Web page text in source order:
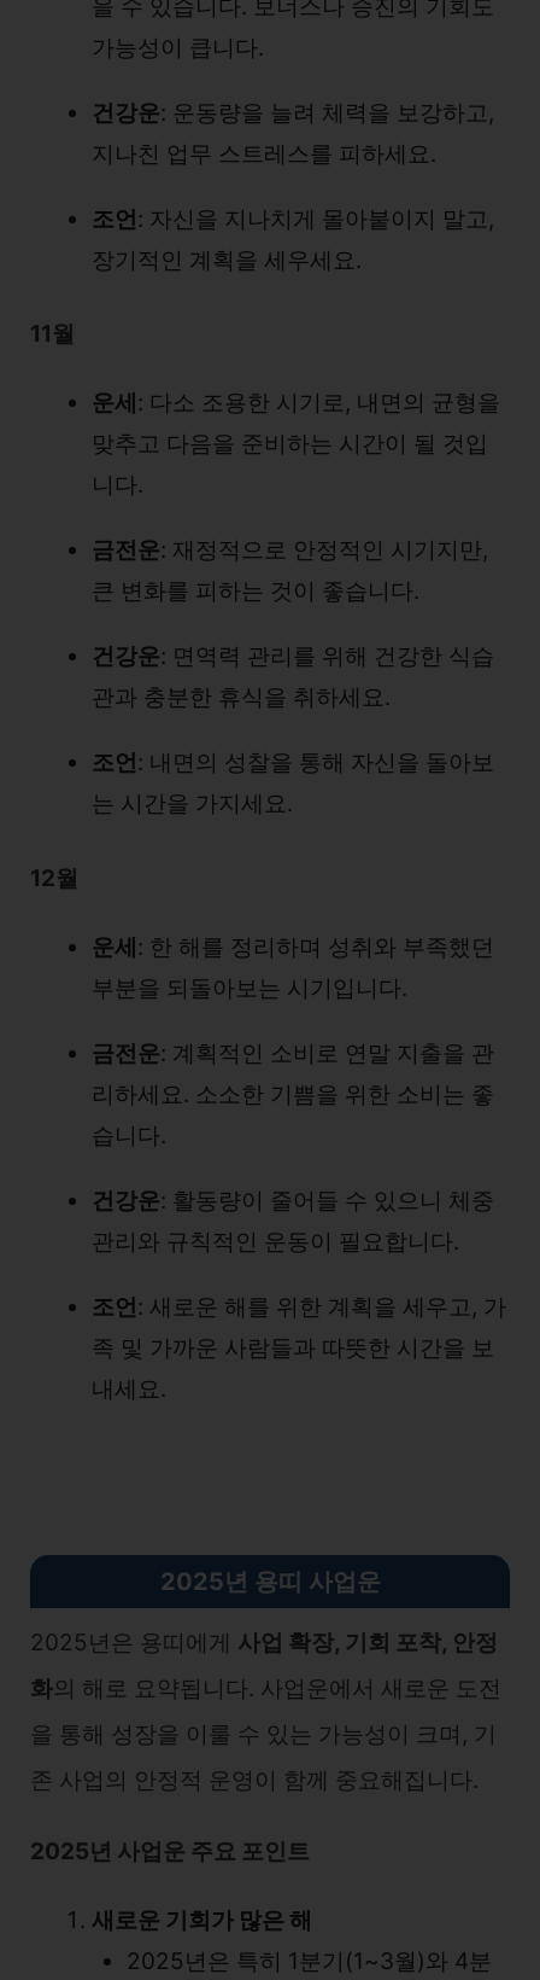
을 수 있습니다. 보너스나 승진의 기회도
가능성이 큽니다.
건강운: 운동량을 늘려 체력을 보강하고,
지나친 업무 스트레스를 피하세요.
조언: 자신을 지나치게 몰아붙이지 말고,
장기적인 계획을 세우세요.
11월
운세 : 다소 조용한 시기로, 내면의 균형을
맞추고 다음을 준비하는 시간이 될 것입
니다.
금전운: 재정적으로 안정적인 시기지만,
큰 변화를 피하는 것이 좋습니다.
건강운: 면역력 관리를 위해 건강한 식습
관과 충분한 휴식을 취하세요.
조언: 내면의 성찰을 통해 자신을 돌아보
는 시간을 가지세요.
12월
운세: 한 해를 정리하며 성취와 부족했던
부분을 되돌아보는 시기입니다.
금전운: 계획적인 소비로 연말 지출을 관
리하세요. 소소한 기쁨을 위한 소비는 좋
습니다.
건강운: 활동량이 줄어들 수 있으니 체중
관리와 규칙적인 운동이 필요합니다.
조언: 새로운 해를 위한 계획을 세우고, 가
족 및 가까운 사람들과 따뜻한 시간을 보
내세요.
2025년 용띠 사업운
2025년은 용띠에게 사업 확장, 기회 포착, 안정
화의 해로 요약됩니다. 사업운에서 새로운 도전
을 통해 성장을 이룰 수 있는 가능성이 크며, 기
존 사업의 안정적 운영이 함께 중요해집니다.
2025년 사업운 주요 포인트
새로운 기회가 많은 해
2025년은 특히 1분기(1~3월)와 4분